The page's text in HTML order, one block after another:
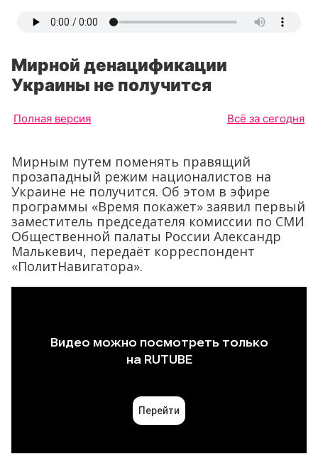
Мирной денацификации
Украины не получится
Полная версия Всё за сегодня
Мирным путем поменять правящий
прозападный режим националистов на
Украине не получится. Об этом в эфире
программы «Время покажет» заявил первый
заместитель председателя комиссии по СМИ
Общественной палаты России Александр
Малькевич, передаёт корреспондент
«ПолитНавигатора».